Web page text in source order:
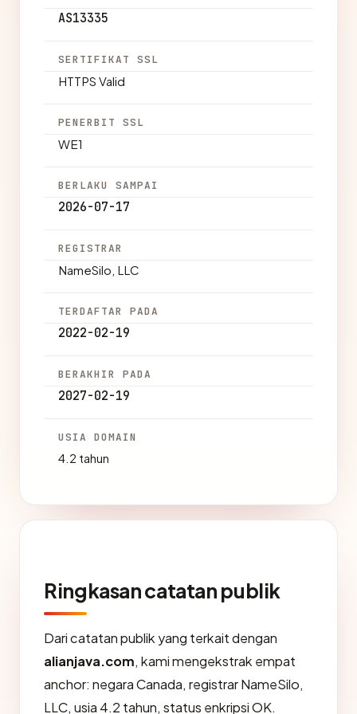
AS13335
SERTIFIKAT SSL
HTTPS Valid
PENERBIT SSL
WE1
BERLAKU SAMPAI
2026-07-17
REGISTRAR
NameSilo, LLC
TERDAFTAR PADA
2022-02-19
BERAKHIR PADA
2027-02-19
USIA DOMAIN
4.2 tahun
Ringkasan catatan publik
Dari catatan publik yang terkait dengan
alianjava.com, kami mengekstrak empat
anchor: negara Canada, registrar NameSilo,
LLC, usia 4.2 tahun, status enkripsi OK.